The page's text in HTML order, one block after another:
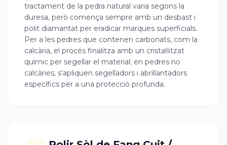
tractament de la pedra natural varia segons la
duresa, però comença sempre amb un desbast i
polit diamantat per eradicar marques superficials.
Per a les pedres que contenen carbonats, com la
calcària, el procés finalitza amb un cristal·litzat
químic per segellar el material; en pedres no
calcàries, s'apliquen segelladors i abrillantadors
específics per a una protecció profunda.